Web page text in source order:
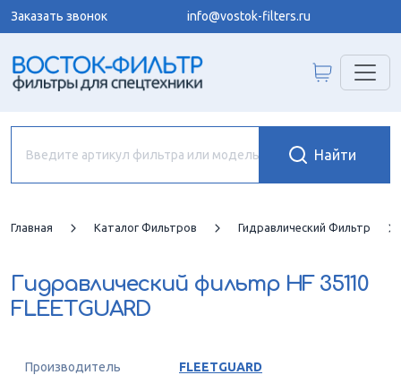
Заказать звонок info@vostok-filters.ru
Главная Каталог Фильтров Гидравлический Фильтр
Гидравлический фильтр HF 35110
FLEETGUARD
Производитель FLEETGUARD